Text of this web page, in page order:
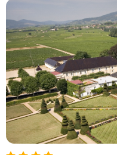
Connexion Wi-Fi gratuite
Parking
Piscine
Services
Animation de soirées
Restaurant
Accueil nuit